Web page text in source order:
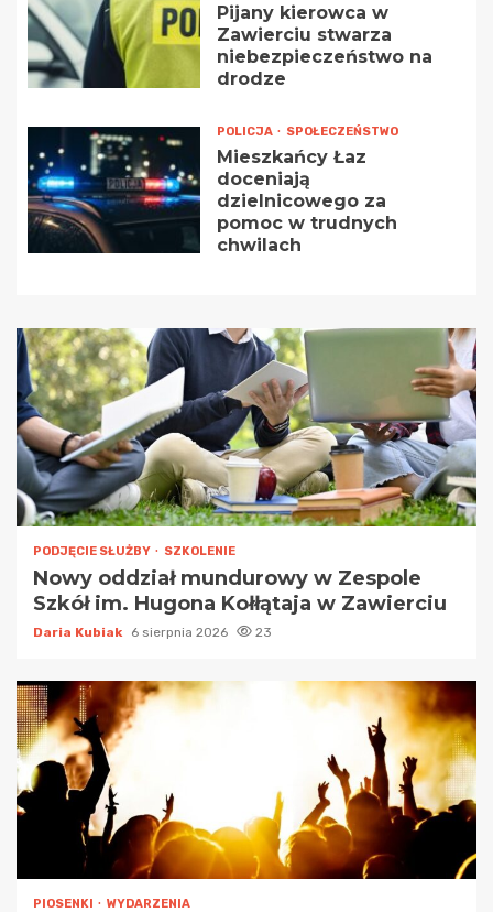
Pijany kierowca w
Zawierciu stwarza
niebezpieczeństwo na
drodze
POLICJA SPOŁECZEŃSTWO
Mieszkańcy Łaz
doceniają
dzielnicowego za
pomoc w trudnych
chwilach
PODJĘCIE SŁUŻBY SZKOLENIE
Nowy oddział mundurowy w Zespole
Szkół im. Hugona Kołłątaja w Zawierciu
Daria Kubiak 6 sierpnia 2026 23
PIOSENKI WYDARZENIA